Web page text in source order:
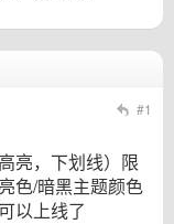
#1
亮，下划线）限
色/暗黑主题颜色
以上线了